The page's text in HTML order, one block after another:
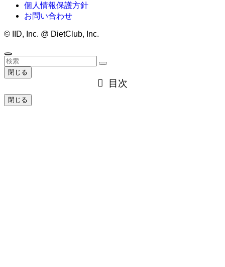
個人情報保護方針
お問い合わせ
© IID, Inc. @ DietClub, Inc.
閉じる
目次
閉じる